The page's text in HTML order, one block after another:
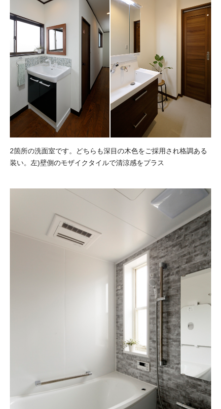
2箇所の洗面室です。どちらも深目の木色をご採用され格調ある
装い。左)壁側のモザイクタイルで清涼感をプラス